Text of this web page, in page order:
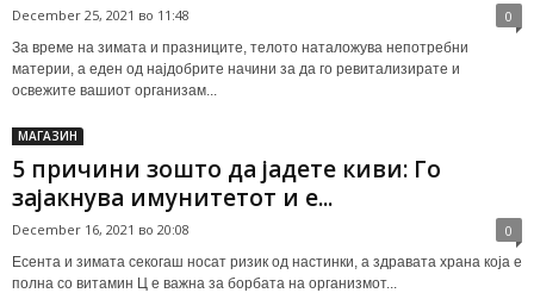
December 25, 2021 во 11:48 0
За време на зимата и празниците, телото наталожува непотребни
материи, а еден од најдобрите начини за да го ревитализирате и
освежите вашиот организам...
МАГАЗИН
5 причини зошто да јадете киви: Го
зајакнува имунитетот и е...
December 16, 2021 во 20:08 0
Есента и зимата секогаш носат ризик од настинки, а здравата храна која е
полна со витамин Ц е важна за борбата на организмот...